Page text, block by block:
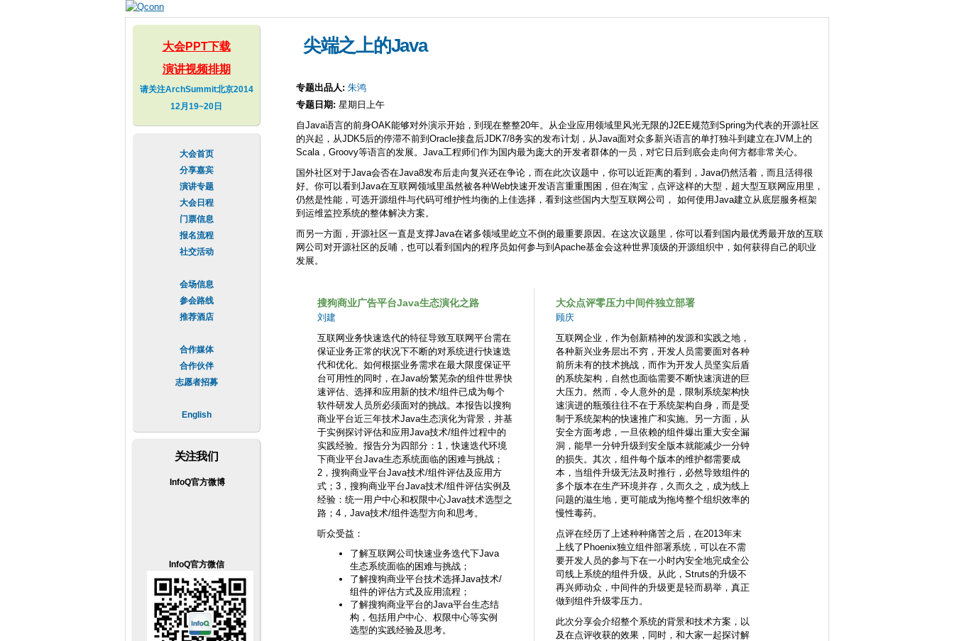
main
大会PPT下载
演讲视频排期
请关注ArchSummit北京2014
12月19~20日
大会首页
分享嘉宾
演讲专题
大会日程
门票信息
报名流程
社交活动
会场信息
参会路线
推荐酒店
合作媒体
合作伙伴
志愿者招募
English
关注我们
InfoQ官方微博
InfoQ官方微信
尖端之上的Java
专题出品人: 朱鸿
专题日期: 星期日上午
自Java语言的前身OAK能够对外演示开始，到现在整整20年。从企业应用领域里风光无限的J2EE规范到Spring为代表的开源社区
的兴起，从JDK5后的停滞不前到Oracle接盘后JDK7/8务实的发布计划，从Java面对众多新兴语言的单打独斗到建立在JVM上的
Scala，Groovy等语言的发展。Java工程师们作为国内最为庞大的开发者群体的一员，对它日后到底会走向何方都非常关心。
国外社区对于Java会否在Java8发布后走向复兴还在争论，而在此次议题中，你可以近距离的看到，Java仍然活着，而且活得很
好。你可以看到Java在互联网领域里虽然被各种Web快速开发语言重重围困，但在淘宝，点评这样的大型，超大型互联网应用里，
仍然是性能，可选开源组件与代码可维护性均衡的上佳选择，看到这些国内大型互联网公司， 如何使用Java建立从底层服务框架
到运维监控系统的整体解决方案。
而另一方面，开源社区一直是支撑Java在诸多领域里屹立不倒的最重要原因。在这次议题里，你可以看到国内最优秀最开放的互联
网公司对开源社区的反哺，也可以看到国内的程序员如何参与到Apache基金会这种世界顶级的开源组织中，如何获得自己的职业
发展。
搜狗商业广告平台Java生态演化之路
刘建
互联网业务快速迭代的特征导致互联网平台需在
保证业务正常的状况下不断的对系统进行快速迭
代和优化。如何根据业务需求在最大限度保证平
台可用性的同时，在Java纷繁芜杂的组件世界快
速评估、选择和应用新的技术/组件已成为每个
软件研发人员所必须面对的挑战。本报告以搜狗
商业平台近三年技术Java生态演化为背景，并基
于实例探讨评估和应用Java技术/组件过程中的
实践经验。报告分为四部分：1，快速迭代环境
下商业平台Java生态系统面临的困难与挑战；
2，搜狗商业平台Java技术/组件评估及应用方
式；3，搜狗商业平台Java技术/组件评估实例及
经验：统一用户中心和权限中心Java技术选型之
路；4，Java技术/组件选型方向和思考。
听众受益：
了解互联网公司快速业务迭代下Java
生态系统面临的困难与挑战；
了解搜狗商业平台技术选择Java技术/
组件的评估方式及应用流程；
了解搜狗商业平台的Java平台生态结
构，包括用户中心、权限中心等实例
选型的实践经验及思考。
大众点评零压力中间件独立部署
顾庆
互联网企业，作为创新精神的发源和实践之地，
各种新兴业务层出不穷，开发人员需要面对各种
前所未有的技术挑战，而作为开发人员坚实后盾
的系统架构，自然也面临需要不断快速演进的巨
大压力。然而，令人意外的是，限制系统架构快
速演进的瓶颈往往不在于系统架构自身，而是受
制于系统架构的快速推广和实施。另一方面，从
安全方面考虑，一旦依赖的组件爆出重大安全漏
洞，能早一分钟升级到安全版本就能减少一分钟
的损失。其次，组件每个版本的维护都需要成
本，当组件升级无法及时推行，必然导致组件的
多个版本在生产环境并存，久而久之，成为线上
问题的滋生地，更可能成为拖垮整个组织效率的
慢性毒药。
点评在经历了上述种种痛苦之后，在2013年末
上线了Phoenix独立组件部署系统，可以在不需
要开发人员的参与下在一小时内安全地完成全公
司线上系统的组件升级。从此，Struts的升级不
再兴师动众，中间件的升级更是轻而易举，真正
做到组件升级零压力。
此次分享会介绍整个系统的背景和技术方案，以
及在点评收获的效果，同时，和大家一起探讨解